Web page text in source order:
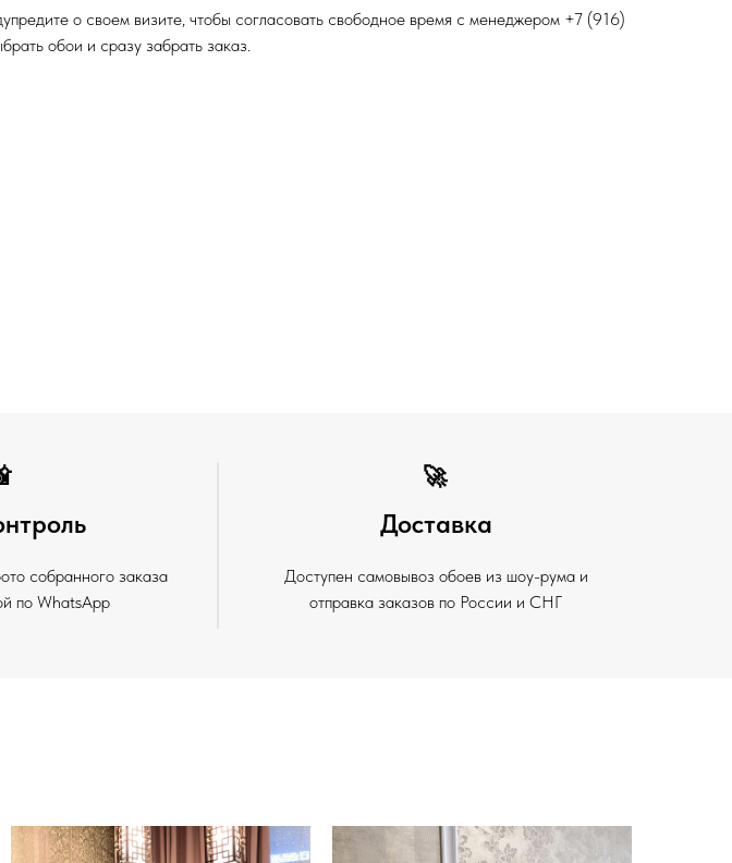
о своем визите, чтобы согласовать свободное время с менеджером +7 (916)
обои и сразу забрать заказ.
собранного заказа
по WhatsApp
🚀
Доставка
Доступен самовывоз обоев из шоу-рума и
отправка заказов по России и СНГ